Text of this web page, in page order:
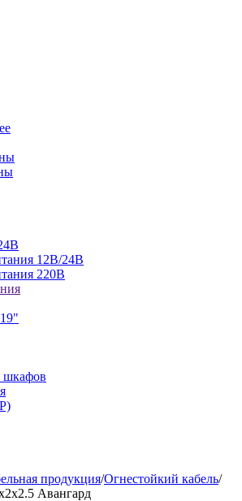
12В/24В
220В
шкафов
продукция/Огнестойкий кабель/
Авангард